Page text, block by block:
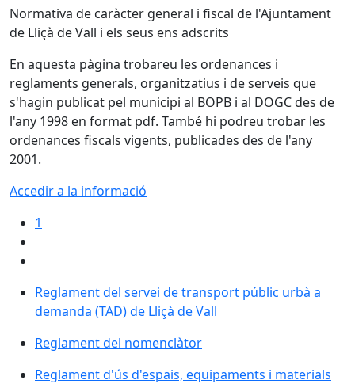
Normativa de caràcter general i fiscal de l'Ajuntament
de Lliçà de Vall i els seus ens adscrits
En aquesta pàgina trobareu les ordenances i
reglaments generals, organitzatius i de serveis que
s'hagin publicat pel municipi al BOPB i al DOGC des de
l'any 1998 en format pdf. També hi podreu trobar les
ordenances fiscals vigents, publicades des de l'any
2001.
Accedir a la informació
1
Reglament del servei de transport públic urbà a
demanda (TAD) de Lliçà de Vall
Reglament del nomenclàtor
Reglament d'ús d'espais, equipaments i materials